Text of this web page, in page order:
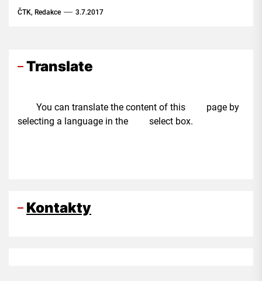
nedodržení termínů. Informovala o tom mluvčí
ČTK, Redakce 3.7.2017
Translate
You can translate the content of this page by
selecting a language in the select box.
Kontakty